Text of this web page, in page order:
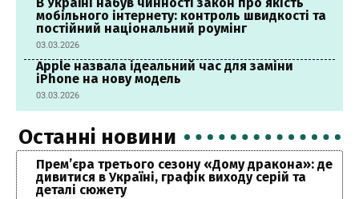
мобільного інтернету: контроль швидкості та
постійний національний роумінг
03.03.2026
Apple назвала ідеальний час для заміни
iPhone на нову модель
03.03.2026
Останні новини
Прем’єра третього сезону «Дому дракона»: де
дивитися в Україні, графік виходу серій та
деталі сюжету